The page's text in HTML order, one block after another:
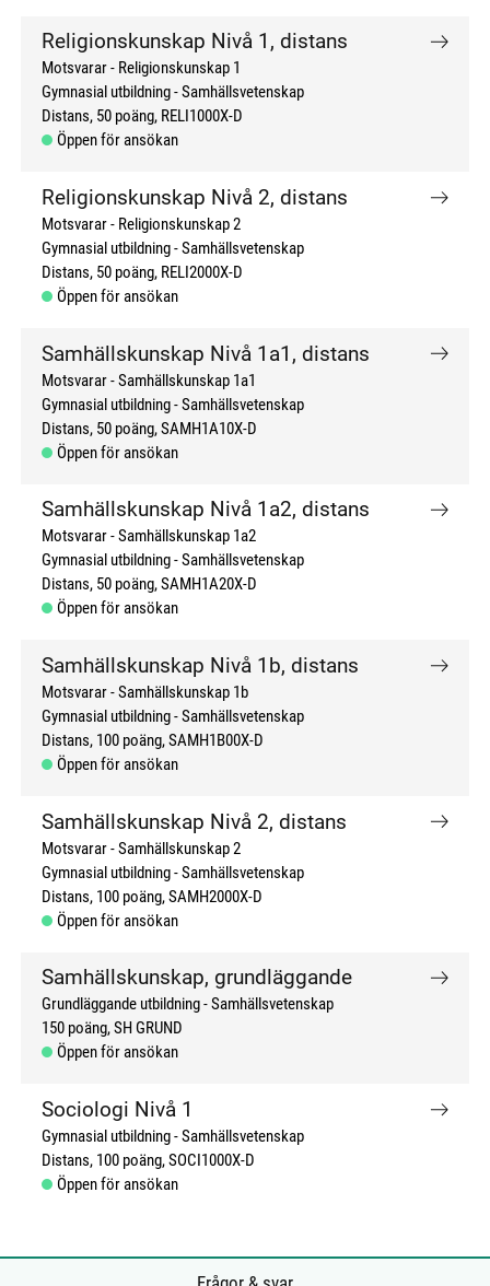
Religionskunskap Nivå 1, distans
Motsvarar - Religionskunskap 1
Gymnasial utbildning Samhällsvetenskap
Distans 50 poäng RELI1000X-D
Öppen för ansökan
Religionskunskap Nivå 2, distans
Motsvarar - Religionskunskap 2
Gymnasial utbildning Samhällsvetenskap
Distans 50 poäng RELI2000X-D
Öppen för ansökan
Samhällskunskap Nivå 1a1, distans
Motsvarar - Samhällskunskap 1a1
Gymnasial utbildning Samhällsvetenskap
Distans 50 poäng SAMH1A10X-D
Öppen för ansökan
Samhällskunskap Nivå 1a2, distans
Motsvarar - Samhällskunskap 1a2
Gymnasial utbildning Samhällsvetenskap
Distans 50 poäng SAMH1A20X-D
Öppen för ansökan
Samhällskunskap Nivå 1b, distans
Motsvarar - Samhällskunskap 1b
Gymnasial utbildning Samhällsvetenskap
Distans 100 poäng SAMH1B00X-D
Öppen för ansökan
Samhällskunskap Nivå 2, distans
Motsvarar - Samhällskunskap 2
Gymnasial utbildning Samhällsvetenskap
Distans 100 poäng SAMH2000X-D
Öppen för ansökan
Samhällskunskap, grundläggande
Grundläggande utbildning Samhällsvetenskap
150 poäng SH GRUND
Öppen för ansökan
Sociologi Nivå 1
Gymnasial utbildning Samhällsvetenskap
Distans 100 poäng SOCI1000X-D
Öppen för ansökan